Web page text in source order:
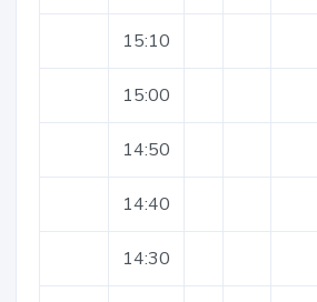
15:10
15:00
14:50
14:40
14:30